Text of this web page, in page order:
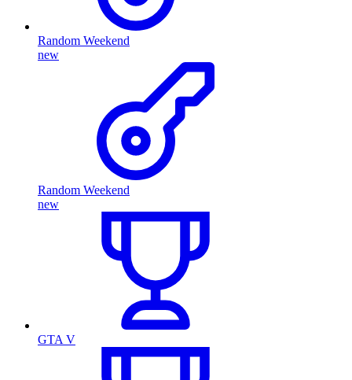
Random Weekend
new
Random Weekend
new
GTA V